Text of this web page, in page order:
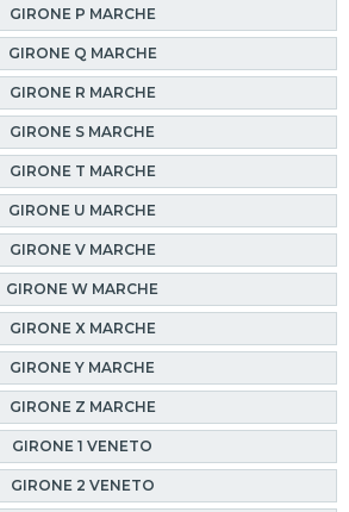
GIRONE P MARCHE
GIRONE Q MARCHE
GIRONE R MARCHE
GIRONE S MARCHE
GIRONE T MARCHE
GIRONE U MARCHE
GIRONE V MARCHE
GIRONE W MARCHE
GIRONE X MARCHE
GIRONE Y MARCHE
GIRONE Z MARCHE
GIRONE 1 VENETO
GIRONE 2 VENETO